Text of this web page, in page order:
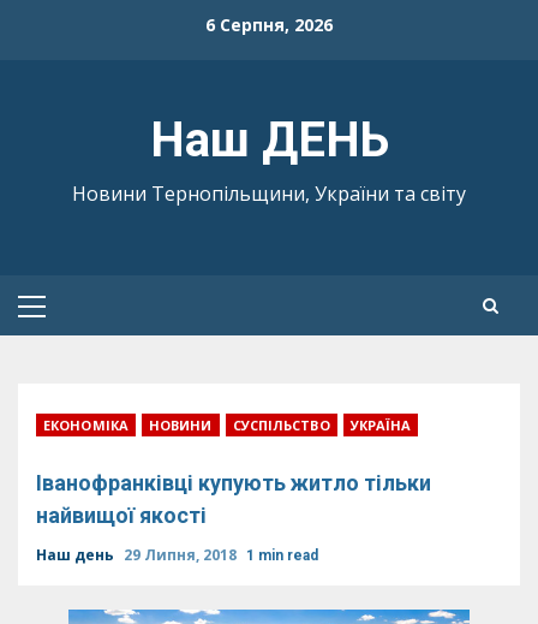
6 Серпня, 2026
Наш ДЕНЬ
Новини Тернопільщини, України та світу
Primary
ЕКОНОМІКА НОВИНИ СУСПІЛЬСТВО УКРАЇНА
Іванофранківці купують житло тільки
найвищої якості
Наш день 29 Липня, 2018 1 min read